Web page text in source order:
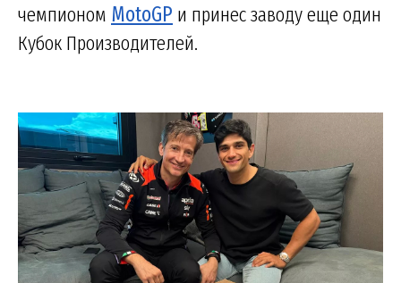
чемпионом MotoGP и принес заводу еще один
Кубок Производителей.